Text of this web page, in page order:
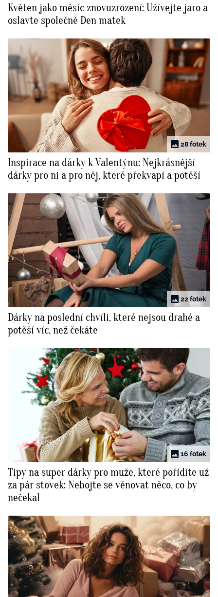
Tvoření
BurdaMedia
Extra
ROČNÍ PŘEDPLATNÉ SVĚT ŽENY +
SADA PRODUKTŮ MANA (10 ks)
Květen jako měsíc znovuzrození: Užívejte jaro a
oslavte společně Den matek
28 fotek
Inspirace na dárky k Valentýnu: Nejkrásnější
dárky pro ni a pro něj, které překvapí a potěší
22 fotek
Dárky na poslední chvíli, které nejsou drahé a
potěší víc, než čekáte
16 fotek
Tipy na super dárky pro muže, které pořídíte už
za pár stovek: Nebojte se věnovat něco, co by
nečekal